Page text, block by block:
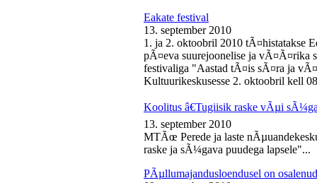
Eakate festival
13. september 2010
1. ja 2. oktoobril 2010 tÃ¤histatakse
pÃ¤eva suurejoonelise ja vÃ¤Ã¤rika
festivaliga "Aastad tÃ¤is sÃ¤ra ja
Kultuurikeskusesse 2. oktoobril kell
Koolitus â€Tugiisik raske vÃµi
13. september 2010
MTÃœ Perede ja laste
raske ja sÃ¼gava puudega lapsele"...
PÃµllumajandusloendusel on